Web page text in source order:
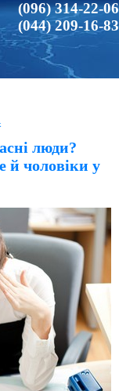
(096) 314-22-06
(044) 209-16-83
люди?
чоловіки у